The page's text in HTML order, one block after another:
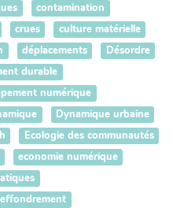
contamination
crues
culture matérielle
déplacements
Désordre
durable
numérique
Dynamique urbaine
Ecologie des communautés
economie numérique
effondrement